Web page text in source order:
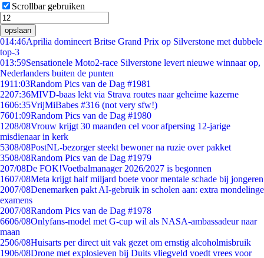
Scrollbar gebruiken
opslaan
014:46Aprilia domineert Britse Grand Prix op Silverstone met dubbele
top-3
013:59Sensationele Moto2-race Silverstone levert nieuwe winnaar op,
Nederlanders buiten de punten
1911:03Random Pics van de Dag #1981
2207:36MIVD-baas lekt via Strava routes naar geheime kazerne
1606:35VrijMiBabes #316 (not very sfw!)
7601:09Random Pics van de Dag #1980
1208/08Vrouw krijgt 30 maanden cel voor afpersing 12-jarige
misdienaar in kerk
5308/08PostNL-bezorger steekt bewoner na ruzie over pakket
3508/08Random Pics van de Dag #1979
207/08De FOK!Voetbalmanager 2026/2027 is begonnen
1607/08Meta krijgt half miljard boete voor mentale schade bij jongeren
2007/08Denemarken pakt AI-gebruik in scholen aan: extra mondelinge
examens
2007/08Random Pics van de Dag #1978
6606/08Onlyfans-model met G-cup wil als NASA-ambassadeur naar
maan
2506/08Huisarts per direct uit vak gezet om ernstig alcoholmisbruik
1906/08Drone met explosieven bij Duits vliegveld voedt vrees voor